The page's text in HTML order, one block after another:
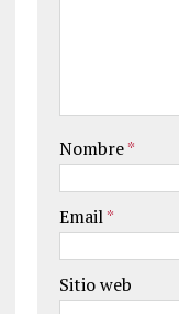
Nombre*
Email*
Sitio web